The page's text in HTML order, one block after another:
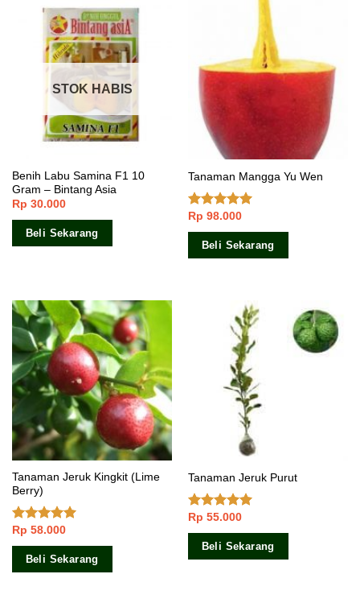
STOK HABIS
Benih Labu Samina F1 10
Gram – Bintang Asia
Rp 30.000
Beli Sekarang
Tanaman Mangga Yu Wen
Dinilai4.67
dari 5
Rp 98.000
Beli Sekarang
Tanaman Jeruk Kingkit (Lime
Berry)
Dinilai5.00
dari 5
Rp 58.000
Beli Sekarang
Tanaman Jeruk Purut
Dinilai4.86
dari 5
Rp 55.000
Beli Sekarang